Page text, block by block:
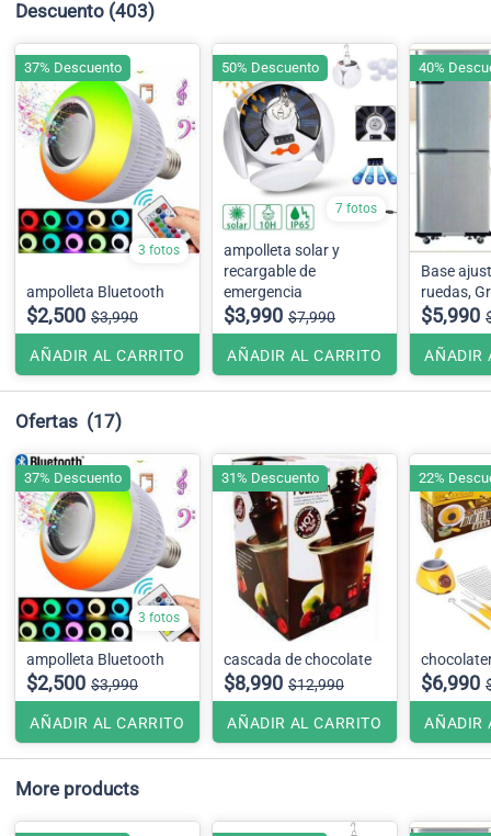
Descuento (403)
3 fotos
ampolleta Bluetooth
$2,500 $3,990
AÑADIR AL CARRITO
37% Descuento
7 fotos
ampolleta solar y
recargable de
emergencia
$3,990 $7,990
AÑADIR AL CARRITO
50% Descuento
Base
$5,990
AÑADIR
40%
Ofertas (17)
3 fotos
ampolleta Bluetooth
$2,500 $3,990
AÑADIR AL CARRITO
37% Descuento
cascada de chocolate
$8,990 $12,990
AÑADIR AL CARRITO
31% Descuento
$6,990
AÑADIR
22%
More products